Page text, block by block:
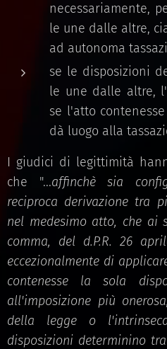
necessariamente,
le une dalle altre,
ad autonoma
se le disposizioni
le une dalle altre,
se l'atto
dà luogo alla
I giudici di legittimità
che "...affinchè sia
reciproca derivazione tra
nel medesimo atto, che ai
comma, del d.P.R. 26
eccezionalmente di
contenesse la sola
all'imposizione più
della legge o
disposizioni determinino